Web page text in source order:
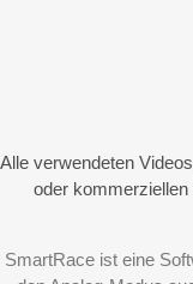
Alle verwendeten
oder
SmartRace ist eine